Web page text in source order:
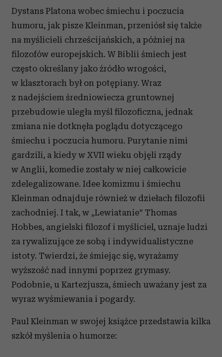
Dystans Platona wobec śmiechu i poczucia
humoru, jak pisze Kleinman, przeniósł się także
na myślicieli chrześcijańskich, a później na
filozofów europej­skich. W Biblii śmiech jest
często określany jako źródło wrogości,
w klasztorach był on potępiany. Wraz
z nadejściem średniowie­cza gruntownej
przebudowie uległa myśl filozoficzna, jednak
zmiana nie dotknęła poglądu dotyczącego
śmiechu i poczucia humoru. Purytanie nimi
gardzili, a kiedy w XVII wieku objęli rządy
w Anglii, komedie zostały w niej całkowicie
zdelegalizowane. Idee komizmu i śmiechu
Kleinman odnajduje również w dziełach filozofii
zachodniej. I tak, w „Lewiatanie” Thomas
Hobbes, angielski filozof i myśliciel, uznaje ludzi
za rywalizujące ze sobą i indywidualistyczne
istoty. Twierdzi, że śmiejąc się, wyrażamy
wyższość nad innymi poprzez grymasy.
Podobnie, u Kartezjusza, śmiech uważany jest za
wyraz wyśmiewania i pogardy.
Paul Kleinman w swojej książce przedstawia kil­ka
szkół myślenia o humorze: